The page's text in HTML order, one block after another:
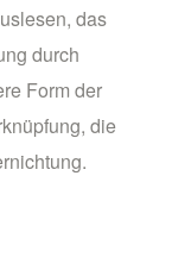
das
durch
Form der
die